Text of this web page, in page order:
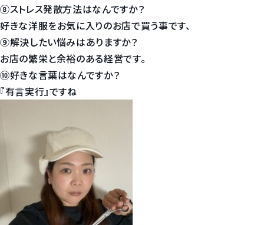
⑧ストレス発散方法はなんですか？
好きな洋服をお気に入りのお店で買う事です、
⑨解決したい悩みはありますか？
お店の繁栄と余裕のある経営です。
⑩好きな言葉はなんですか？
『有言実行』ですね